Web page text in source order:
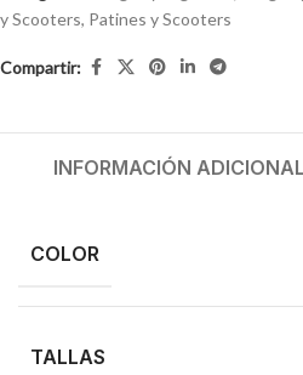
y Scooters, Patines y Scooters
Compartir:
INFORMACIÓN ADICIONAL
COLOR
TALLAS